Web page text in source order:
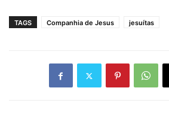
TAGS Companhia de Jesus jesuítas